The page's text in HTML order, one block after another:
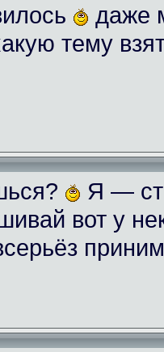
даже
тему
Я —
вот у